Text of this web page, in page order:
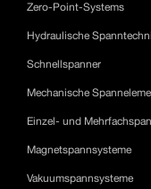
Zero-Point-Systems
Hydraulische
Schnellspanner
Mechanische
Einzel- und
Magnetspannsysteme
Vakuumspannsysteme